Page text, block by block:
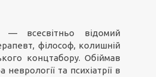
— всесвітньо відомий
філософ, колишній
концтабору. Обіймав
та психіатрії в